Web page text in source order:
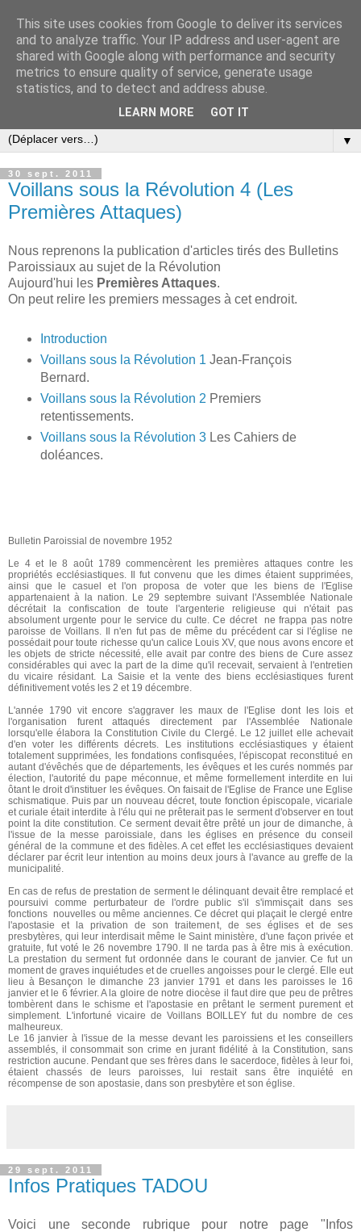
▼
30 sept. 2011
Voillans sous la Révolution 4 (Les
Premières Attaques)
Nous reprenons la publication d'articles tirés des Bulletins
Paroissiaux au sujet de la Révolution
Aujourd'hui les Premières Attaques.
On peut relire les premiers messages à cet endroit.
Introduction
Voillans sous la Révolution 1 Jean-François
Bernard.
Voillans sous la Révolution 2 Premiers
retentissements.
Voillans sous la Révolution 3Les Cahiers de
doléances.
Bulletin Paroissial de novembre 1952
Le 4 et le 8 août 1789 commencèrent les premières attaques contre les
propriétés ecclésiastiques. Il fut convenu que les dimes étaient supprimées,
ainsi que le casuel et l'on proposa de voter que les biens de l'Eglise
appartenaient à la nation. Le 29 septembre suivant l'Assemblée Nationale
décrétait la confiscation de toute l'argenterie religieuse qui n'était pas
absolument urgente pour le service du culte. Ce décret ne frappa pas notre
paroisse de Voillans. Il n'en fut pas de même du précédent car si l'église ne
possédait pour toute richesse qu'un calice Louis XV, que nous avons encore et
les objets de stricte nécessité, elle avait par contre des biens de Cure assez
considérables qui avec la part de la dime qu'il recevait, servaient à l'entretien
du vicaire résidant. La Saisie et la vente des biens ecclésiastiques furent
définitivement votés les 2 et 19 décembre.
L'année 1790 vit encore s'aggraver les maux de l'Eglise dont les lois et
l'organisation furent attaqués directement par l'Assemblée Nationale
lorsqu'elle élabora la Constitution Civile du Clergé. Le 12 juillet elle achevait
d'en voter les différents décrets. Les institutions ecclésiastiques y étaient
totalement supprimées, les fondations confisquées, l'épiscopat reconstitué en
autant d'évêchés que de départements, les évêques et les curés nommés par
élection, l'autorité du pape méconnue, et même formellement interdite en lui
ôtant le droit d'instituer les évêques. On faisait de l'Eglise de France une Eglise
schismatique. Puis par un nouveau décret, toute fonction épiscopale, vicariale
et curiale était interdite à l'élu qui ne prêterait pas le serment d'observer en tout
point la dite constitution. Ce serment devait être prêté un jour de dimanche, à
l'issue de la messe paroissiale, dans les églises en présence du conseil
général de la commune et des fidèles. A cet effet les ecclésiastiques devaient
déclarer par écrit leur intention au moins deux jours à l'avance au greffe de la
municipalité.
En cas de refus de prestation de serment le délinquant devait être remplacé et
poursuivi comme perturbateur de l'ordre public s'il s'immisçait dans ses
fonctions nouvelles ou même anciennes. Ce décret qui plaçait le clergé entre
l'apostasie et la privation de son traitement, de ses églises et de ses
presbytères, qui leur interdisait même le Saint ministère, d'une façon privée et
gratuite, fut voté le 26 novembre 1790. Il ne tarda pas à être mis à exécution.
La prestation du serment fut ordonnée dans le courant de janvier. Ce fut un
moment de graves inquiétudes et de cruelles angoisses pour le clergé. Elle eut
lieu à Besançon le dimanche 23 janvier 1791 et dans les paroisses le 16
janvier et le 6 février. A la gloire de notre diocèse il faut dire que peu de prêtres
tombèrent dans le schisme et l'apostasie en prêtant le serment purement et
simplement. L'infortuné vicaire de Voillans BOILLEY fut du nombre de ces
malheureux.
Le 16 janvier à l'issue de la messe devant les paroissiens et les conseillers
assemblés, il consommait son crime en jurant fidélité à la Constitution, sans
restriction aucune. Pendant que ses frères dans le sacerdoce, fidèles à leur foi,
étaient chassés de leurs paroisses, lui restait sans être inquiété en
récompense de son apostasie, dans son presbytère et son église.
29 sept. 2011
Infos Pratiques TADOU
Voici une seconde rubrique pour notre page "Infos
This site uses cookies from Google to deliver its services
and to analyze traffic. Your IP address and user-agent are
shared with Google along with performance and security
metrics to ensure quality of service, generate usage
statistics, and to detect and address abuse.
LEARN MORE GOT IT